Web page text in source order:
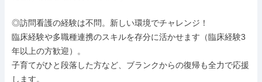
◎訪問看護の経験は不問。新しい環境でチャレンジ！
臨床経験や多職種連携のスキルを存分に活かせます（臨床経験3
年以上の方歓迎）。
子育てがひと段落した方など、ブランクからの復帰も全力で応援
します。